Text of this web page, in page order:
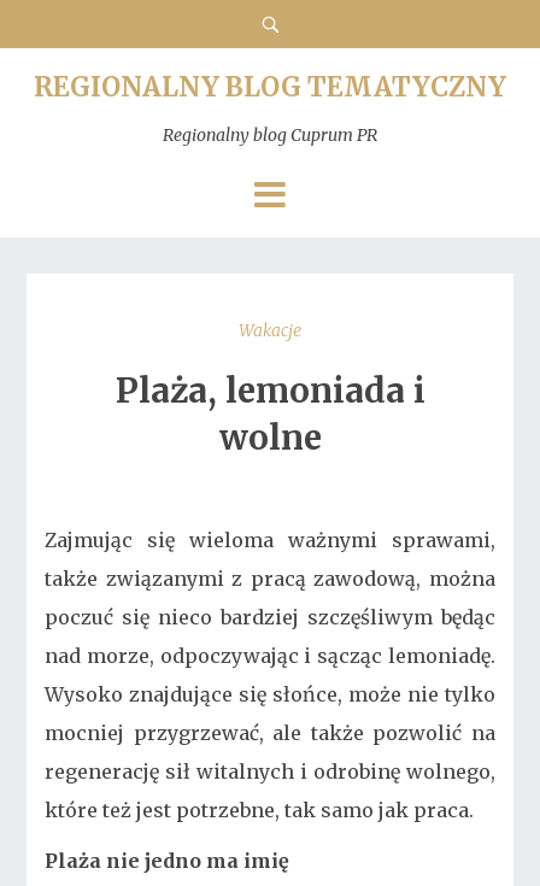
REGIONALNY BLOG TEMATYCZNY
Regionalny blog Cuprum PR
Wakacje
Plaża, lemoniada i
wolne
Zajmując się wieloma ważnymi sprawami,
także związanymi z pracą zawodową, można
poczuć się nieco bardziej szczęśliwym będąc
nad morze, odpoczywając i sącząc lemoniadę.
Wysoko znajdujące się słońce, może nie tylko
mocniej przygrzewać, ale także pozwolić na
regenerację sił witalnych i odrobinę wolnego,
które też jest potrzebne, tak samo jak praca.
Plaża nie jedno ma imię